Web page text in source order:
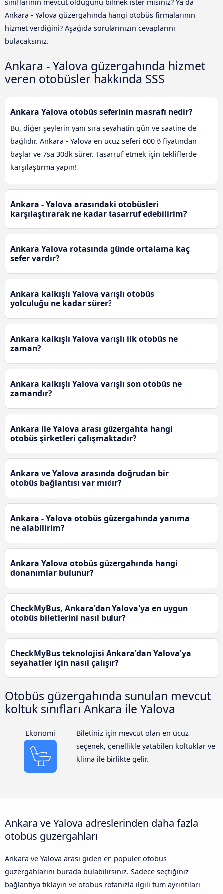
sınıflarının mevcut olduğunu bilmek ister misiniz? Ya da
Ankara - Yalova güzergahında hangi otobüs firmalarının
hizmet verdiğini? Aşağıda sorularınızın cevaplarını
bulacaksınız.
Ankara - Yalova güzergahında hizmet
veren otobüsler hakkında SSS
Ankara Yalova otobüs seferinin masrafı nedir?
Bu, diğer şeylerin yanı sıra seyahatin gün ve saatine de
bağlıdır. Ankara - Yalova en ucuz seferi 600 ₺ fiyatından
başlar ve 7sa 30dk sürer. Tasarruf etmek için tekliflerde
karşılaştırma yapın!
Ankara - Yalova arasındaki otobüsleri
karşılaştırarak ne kadar tasarruf edebilirim?
Ankara Yalova rotasında günde ortalama kaç
sefer vardır?
Ankara kalkışlı Yalova varışlı otobüs
yolculuğu ne kadar sürer?
Ankara kalkışlı Yalova varışlı ilk otobüs ne
zaman?
Ankara kalkışlı Yalova varışlı son otobüs ne
zamandır?
Ankara ile Yalova arası güzergahta hangi
otobüs şirketleri çalışmaktadır?
Ankara ve Yalova arasında doğrudan bir
otobüs bağlantısı var mıdır?
Ankara - Yalova otobüs güzergahında yanıma
ne alabilirim?
Ankara Yalova otobüs güzergahında hangi
donanımlar bulunur?
CheckMyBus, Ankara'dan Yalova'ya en uygun
otobüs biletlerini nasıl bulur?
CheckMyBus teknolojisi Ankara'dan Yalova'ya
seyahatler için nasıl çalışır?
Otobüs güzergahında sunulan mevcut
koltuk sınıfları Ankara ile Yalova
Ekonomi
Biletiniz için mevcut olan en ucuz
seçenek, genellikle yatabilen koltuklar ve
klima ile birlikte gelir.
Ankara ve Yalova adreslerinden daha fazla
otobüs güzergahları
Ankara ve Yalova arası giden en popüler otobüs
güzergahlarını burada bulabilirsiniz. Sadece seçtiğiniz
bağlantıya tıklayın ve otobüs rotanızla ilgili tüm ayrıntıları